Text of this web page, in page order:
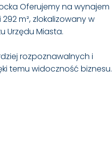
Oferujemy na wynajem
m², zlokalizowany w
Urzędu Miasta.
rozpoznawalnych i
temu widoczność biznesu.